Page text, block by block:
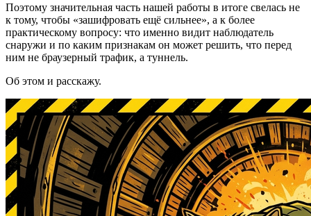
Поэтому значительная часть нашей работы в итоге свелась не
к тому, чтобы «зашифровать ещё сильнее», а к более
практическому вопросу: что именно видит наблюдатель
снаружи и по каким признакам он может решить, что перед
ним не браузерный трафик, а туннель.
Об этом и расскажу.